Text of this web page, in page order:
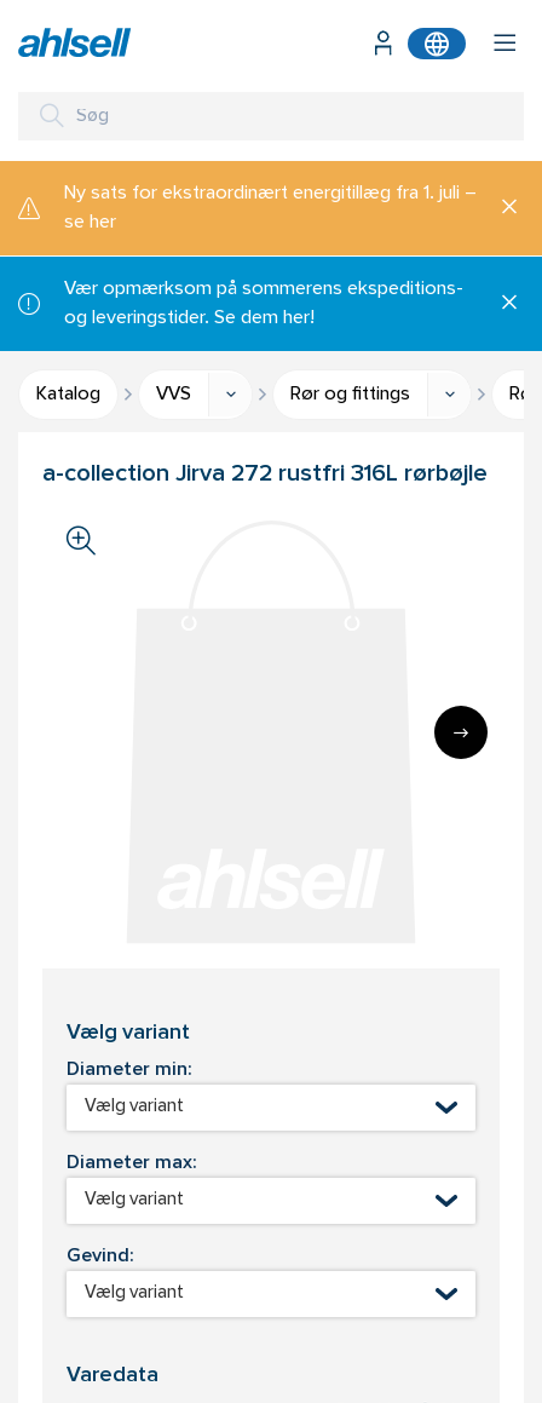
Ny sats for ekstraordinært energitillæg fra 1. juli –
se her
Vær opmærksom på sommerens ekspeditions-
og leveringstider. Se dem her!
Katalog VVS Rør og fittings
a-collection Jirva 272 rustfri 316L rørbøjle
Vælg variant
Diameter min:
Vælg variant
Diameter max:
Vælg variant
Gevind:
Vælg variant
Varedata